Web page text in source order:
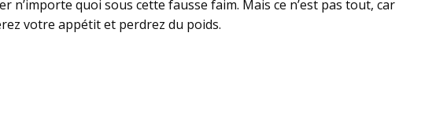
quoi sous cette fausse faim. Mais ce n’est pas tout, car
votre appétit et perdrez du poids.